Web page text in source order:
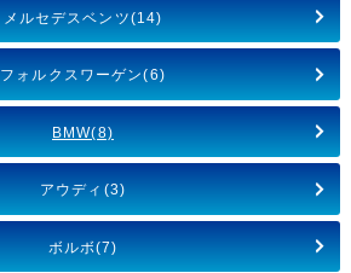
メルセデスベンツ(14)
フォルクスワーゲン(6)
BMW(8)
アウディ(3)
ボルボ(7)